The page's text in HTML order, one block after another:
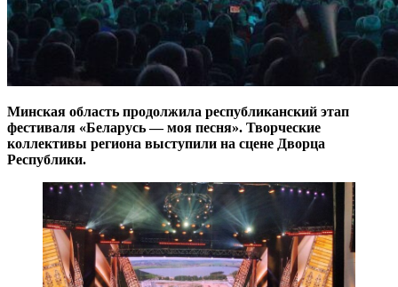
Минская область продолжила республиканский этап
фестиваля «Беларусь — моя песня». Творческие
коллективы региона выступили на сцене Дворца
Республики.